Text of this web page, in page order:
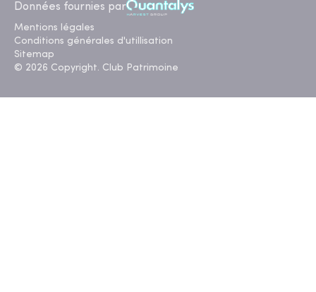
Données fournies par
Mentions légales
Conditions générales d'utillisation
Sitemap
© 2026 Copyright. Club Patrimoine